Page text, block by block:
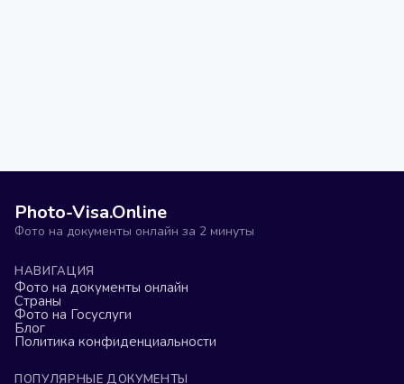
Photo-Visa.Online
Фото на документы онлайн за 2 минуты
НАВИГАЦИЯ
Фото на документы онлайн
Страны
Фото на Госуслуги
Блог
Политика конфиденциальности
ПОПУЛЯРНЫЕ ДОКУМЕНТЫ